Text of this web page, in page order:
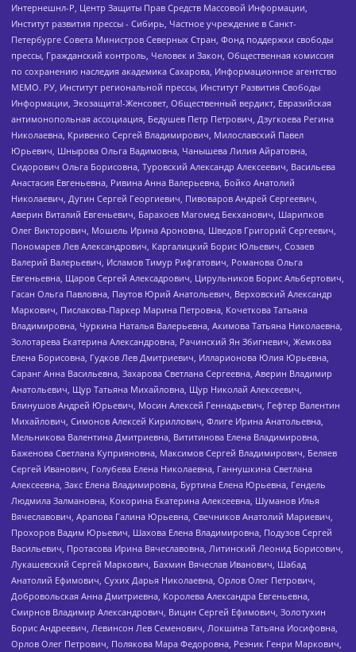
Интернешнл-Р, Центр Защиты Прав Средств Массовой Информации,
Институт развития прессы - Сибирь, Частное учреждение в Санкт-
Петербурге Совета Министров Северных Стран, Фонд поддержки свободы
прессы, Гражданский контроль, Человек и Закон, Общественная комиссия
по сохранению наследия академика Сахарова, Информационное агентство
МЕМО. РУ, Институт региональной прессы, Институт Развития Свободы
Информации, Экозащита!-Женсовет, Общественный вердикт, Евразийская
антимонопольная ассоциация, Бедушев Петр Петрович, Дзугкоева Регина
Николаевна, Кривенко Сергей Владимирович, Милославский Павел
Юрьевич, Шнырова Ольга Вадимовна, Чанышева Лилия Айратовна,
Сидорович Ольга Борисовна, Туровский Александр Алексеевич, Васильева
Анастасия Евгеньевна, Ривина Анна Валерьевна, Бойко Анатолий
Николаевич, Дугин Сергей Георгиевич, Пивоваров Андрей Сергеевич,
Аверин Виталий Евгеньевич, Барахоев Магомед Бекханович, Шарипков
Олег Викторович, Мошель Ирина Ароновна, Шведов Григорий Сергеевич,
Пономарев Лев Александрович, Каргалицкий Борис Юльевич, Созаев
Валерий Валерьевич, Исламов Тимур Рифгатович, Романова Ольга
Евгеньевна, Щаров Сергей Алексадрович, Цирульников Борис Альбертович,
Гасан Ольга Павловна, Паутов Юрий Анатольевич, Верховский Александр
Маркович, Пислакова-Паркер Марина Петровна, Кочеткова Татьяна
Владимировна, Чуркина Наталья Валерьевна, Акимова Татьяна Николаевна,
Золотарева Екатерина Александровна, Рачинский Ян Збигневич, Жемкова
Елена Борисовна, Гудков Лев Дмитриевич, Илларионова Юлия Юрьевна,
Саранг Анна Васильевна, Захарова Светлана Сергеевна, Аверин Владимир
Анатольевич, Щур Татьяна Михайловна, Щур Николай Алексеевич,
Блинушов Андрей Юрьевич, Мосин Алексей Геннадьевич, Гефтер Валентин
Михайлович, Симонов Алексей Кириллович, Флиге Ирина Анатольевна,
Мельникова Валентина Дмитриевна, Вититинова Елена Владимировна,
Баженова Светлана Куприяновна, Максимов Сергей Владимирович, Беляев
Сергей Иванович, Голубева Елена Николаевна, Ганнушкина Светлана
Алексеевна, Закс Елена Владимировна, Буртина Елена Юрьевна, Гендель
Людмила Залмановна, Кокорина Екатерина Алексеевна, Шуманов Илья
Вячеславович, Арапова Галина Юрьевна, Свечников Анатолий Мариевич,
Прохоров Вадим Юрьевич, Шахова Елена Владимировна, Подузов Сергей
Васильевич, Протасова Ирина Вячеславовна, Литинский Леонид Борисович,
Лукашевский Сергей Маркович, Бахмин Вячеслав Иванович, Шабад
Анатолий Ефимович, Сухих Дарья Николаевна, Орлов Олег Петрович,
Добровольская Анна Дмитриевна, Королева Александра Евгеньевна,
Смирнов Владимир Александрович, Вицин Сергей Ефимович, Золотухин
Борис Андреевич, Левинсон Лев Семенович, Локшина Татьяна Иосифовна,
Орлов Олег Петрович, Полякова Мара Федоровна, Резник Генри Маркович,